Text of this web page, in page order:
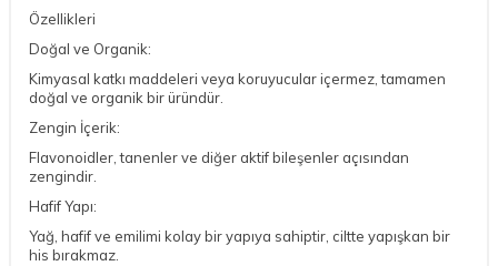
Özellikleri
Doğal ve Organik:
Kimyasal katkı maddeleri veya koruyucular içermez, tamamen
doğal ve organik bir üründür.
Zengin İçerik:
Flavonoidler, tanenler ve diğer aktif bileşenler açısından
zengindir.
Hafif Yapı:
Yağ, hafif ve emilimi kolay bir yapıya sahiptir, ciltte yapışkan bir
his bırakmaz.